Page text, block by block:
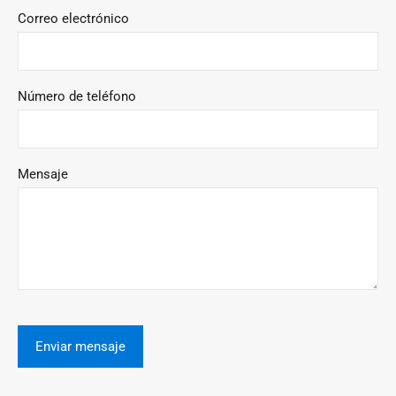
Correo electrónico
Número de teléfono
Mensaje